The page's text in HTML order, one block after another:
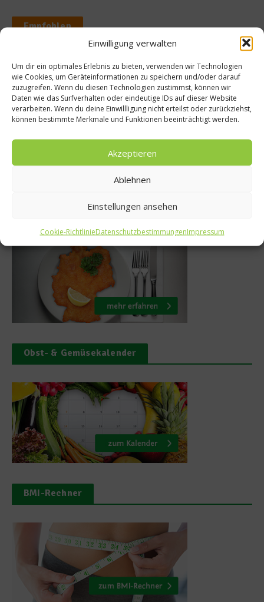
Einwilligung verwalten
Um dir ein optimales Erlebnis zu bieten, verwenden wir Technologien
wie Cookies, um Geräteinformationen zu speichern und/oder darauf
zuzugreifen. Wenn du diesen Technologien zustimmst, können wir
Daten wie das Surfverhalten oder eindeutige IDs auf dieser Website
verarbeiten. Wenn du deine Einwillligung nicht erteilst oder zurückziehst,
können bestimmte Merkmale und Funktionen beeinträchtigt werden.
Akzeptieren
Ablehnen
Einstellungen ansehen
Cookie-RichtlinieDatenschutzbestimmungenImpressum
Empfohlen
Hubertus
News
Internetseite
deklarierte
Was isst Deutschland
Obst- & Gemüsekalender
BMI-Rechner